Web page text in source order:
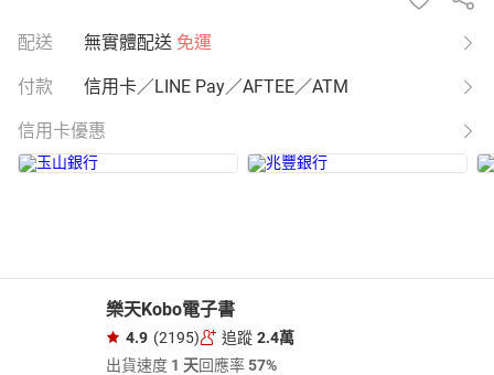
配送 無實體配送 免運
付款 信用卡／LINE Pay／AFTEE／ATM
信用卡優惠
樂天Kobo電子書
4.9 (2195) 追蹤 2.4萬
出貨速度 1 天回應率57%